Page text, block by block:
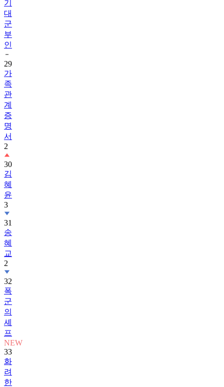
기
대
군
부
인
29
가
족
관
계
증
명
서
2
30
김
혜
윤
3
31
송
혜
교
2
32
폭
군
의
셰
프
NEW
33
화
려
한